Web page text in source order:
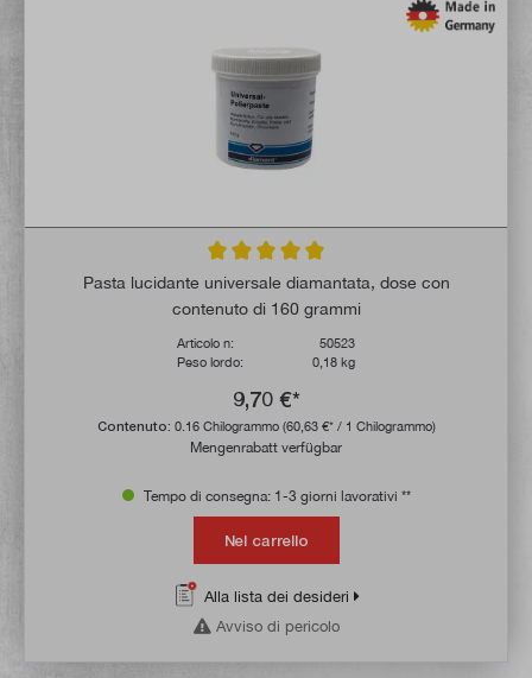
Valutazione media di 5 su 5 stelle
Pasta lucidante universale diamantata, dose con
contenuto di 160 grammi
Articolo n:
50523
Peso lordo:
0,18 kg
9,70 €*
Contenuto: 0.16 Chilogrammo (60,63 €* / 1 Chilogrammo)
Mengenrabatt verfügbar
Tempo di consegna: 1-3 giorni lavorativi **
Nel carrello
Alla lista dei desideri
Avviso di pericolo